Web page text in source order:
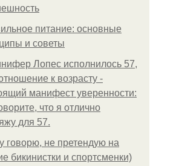
питание: основные
и советы
Лопес исполнилось 57,
к возрасту -
манифест уверенности:
что я отлично
для 57.
говорю, не претендую на
бикинистки и спортсменки)